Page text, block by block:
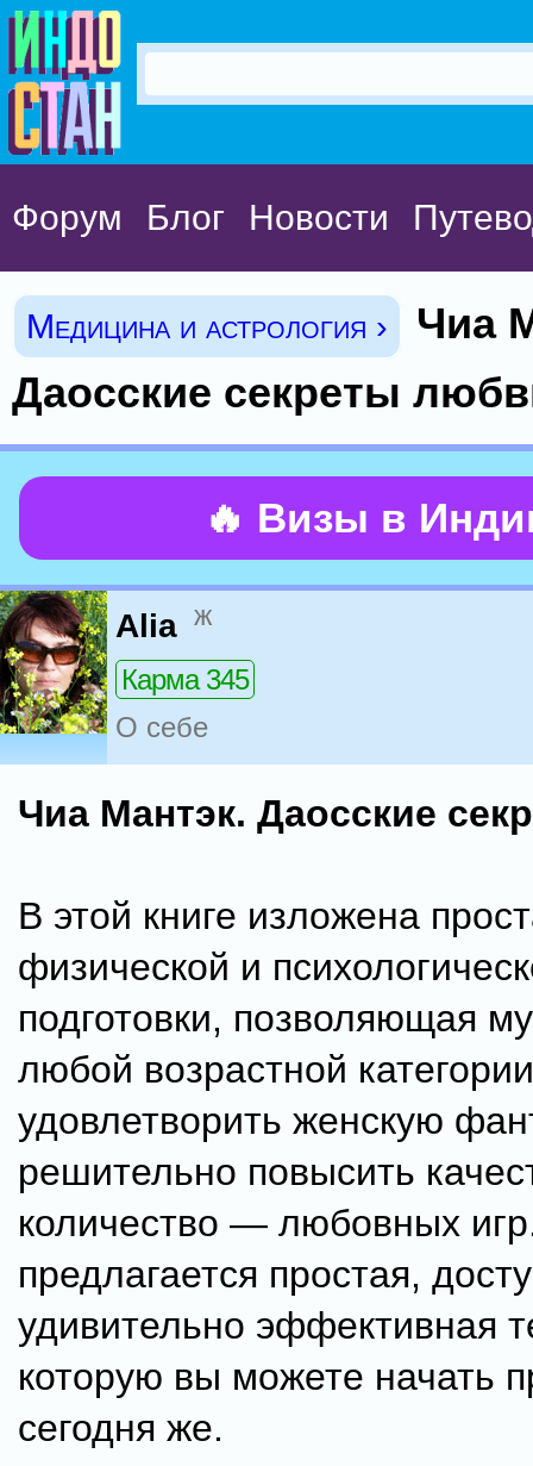
Форум Блог Новости
Медицина и астрология ›
Чиа
Даосские секреты
🔥 Визы в
Alia ж
Карма 345
О себе
Чиа Мантэк. Даосские
В этой книге изложена
физической и
подготовки, позволяющая
любой возрастной категории
удовлетворить женскую
решительно повысить
количество — любовных
предлагается простая,
удивительно эффективная
которую вы можете начать
сегодня же.